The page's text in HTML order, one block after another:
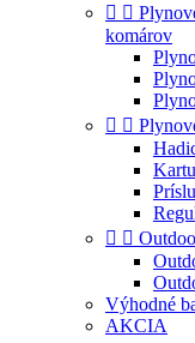
 
komárov
 
 
Výhodné
AKCIA